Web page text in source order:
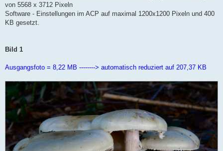
l
e
e
B
t
g
von 5568 x 3712 Pixeln
Software - Einstellungen im ACP auf maximal 1200x1200 Pixeln und 400
KB gesetzt.
Bild 1
Ausgangsfoto = 8,22 MB --------> automatisch reduziert auf 207,37 KB